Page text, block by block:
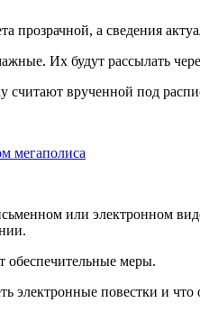
прозрачной, а сведения
Их будут рассылать
считают врученной под
мегаполиса
или электронном
обеспечительные меры.
электронные повестки и что